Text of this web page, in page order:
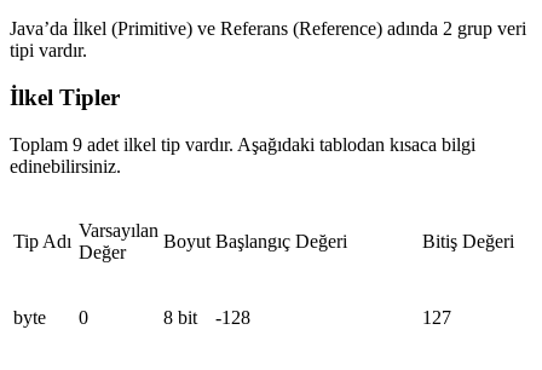
Java’da İlkel (Primitive) ve Referans (Reference) adında 2 grup veri
tipi vardır.
İlkel Tipler
Toplam 9 adet ilkel tip vardır. Aşağıdaki tablodan kısaca bilgi
edinebilirsiniz.
Tip Adı
Varsayılan
Değer
Boyut Başlangıç Değeri Bitiş Değeri
byte 0 8 bit -128 127